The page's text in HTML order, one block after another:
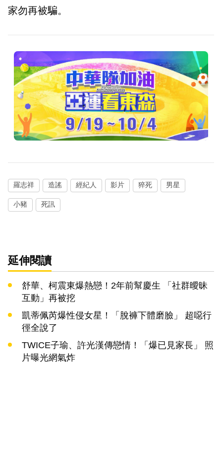
家勿再被騙。
羅志祥 造謠 經紀人 影片 猝死 男星
小豬 死訊
延伸閱讀
舒華、柯震東爆熱戀！2年前幫慶生 「社群曖昧
互動」再被挖
凱蒂佩芮爆性侵女星！「脫褲下體磨臉」 超噁行
徑全說了
TWICE子瑜、許光漢傳戀情！「爆已見家長」 照
片曝光網氣炸